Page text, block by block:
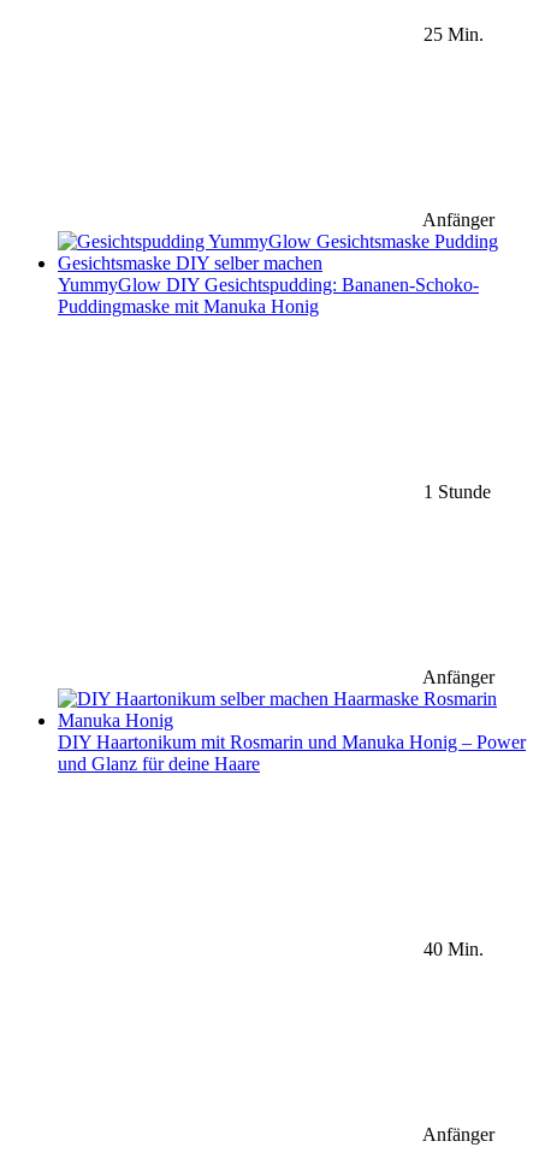
25 Min.
Anfänger
YummyGlow DIY Gesichtspudding: Bananen-Schoko-
Puddingmaske mit Manuka Honig
1 Stunde
Anfänger
DIY Haartonikum mit Rosmarin und Manuka Honig – Power
und Glanz für deine Haare
40 Min.
Anfänger